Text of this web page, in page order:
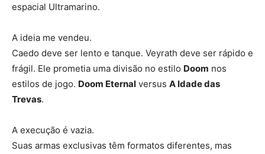
espacial Ultramarino.
A ideia me vendeu.
Caedo deve ser lento e tanque. Veyrath deve ser rápido e
frágil. Ele prometia uma divisão no estilo Doom nos
estilos de jogo. Doom Eternal versus A Idade das
Trevas.
A execução é vazia.
Suas armas exclusivas têm formatos diferentes, mas